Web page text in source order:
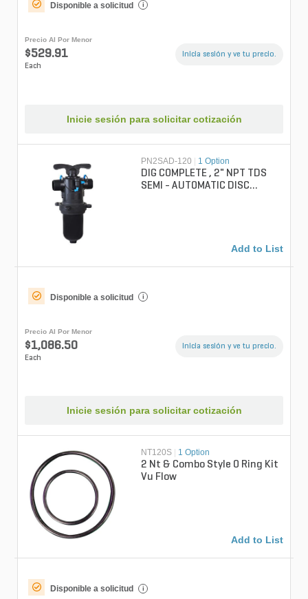
Disponible a solicitud i
Precio Al Por Menor
$529.91
Each
Inicia sesión y ve tu precio.
Inicie sesión para solicitar cotización
PN2SAD-120 | 1 Option
DIG COMPLETE , 2" NPT TDS
SEMI - AUTOMATIC DISC
Add to List
Disponible a solicitud i
Precio Al Por Menor
$1,086.50
Each
Inicia sesión y ve tu precio.
Inicie sesión para solicitar cotización
NT120S 1 Option
2 Nt & Combo Style O Ring Kit
Vu Flow
Add to List
Disponible a solicitud i